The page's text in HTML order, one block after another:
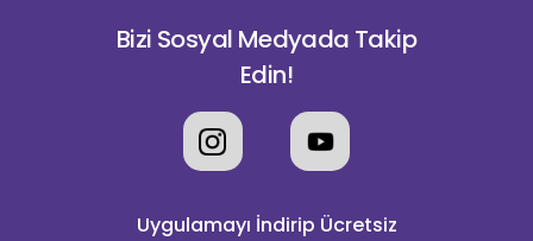
Bizi Sosyal Medyada Takip
Edin!
Uygulamayı İndirip Ücretsiz